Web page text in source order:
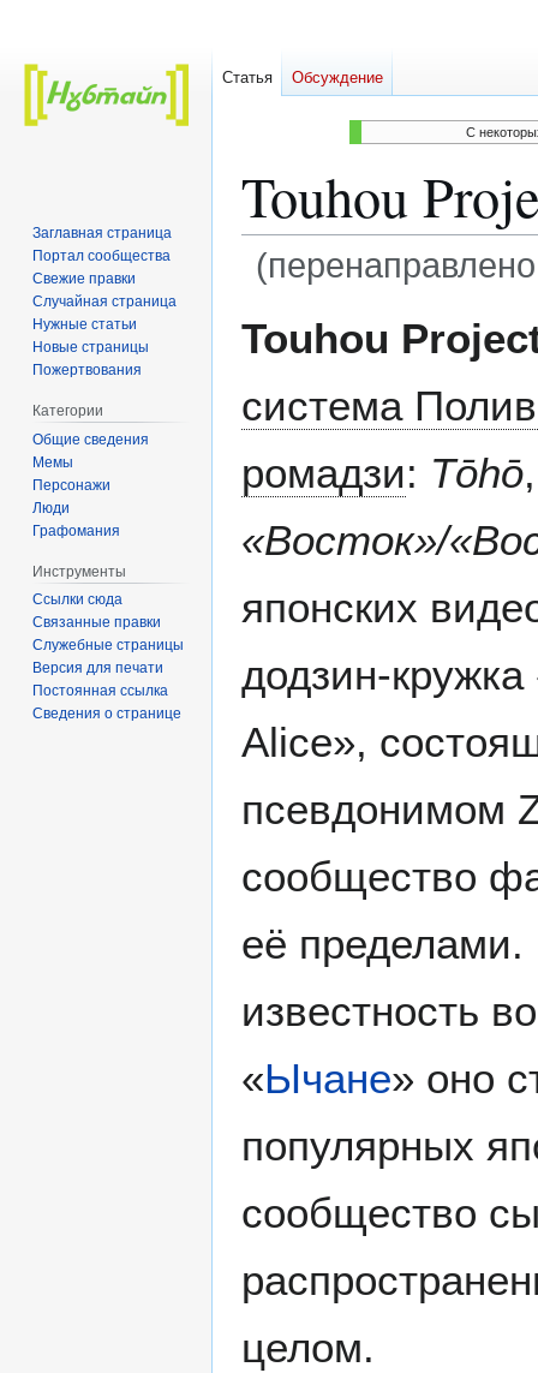
C
Touhou
Touhou
система
ромадзи: Tōhō
«Восток»/
японских
додзин-
Alice»,
псевдонимом
сообщество
её
известность
«Ычане» оно
популярных
сообщество
целом.
Статья Обсуждение
Заглавная страница
Портал сообщества
Свежие правки
Случайная страница
Нужные статьи
Новые страницы
Пожертвования
Категории
Общие сведения
Мемы
Персонажи
Люди
Графомания
Инструменты
Ссылки сюда
Связанные правки
Служебные страницы
Версия для печати
Постоянная ссылка
Сведения о странице